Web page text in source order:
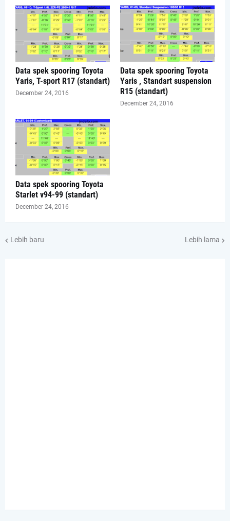
Data spek spooring Toyota
Yaris, T-sport R17 (standart)
December 24, 2016
Data spek spooring Toyota
Yaris , Standart suspension
R15 (standart)
December 24, 2016
Data spek spooring Toyota
Starlet v94-99 (standart)
December 24, 2016
Lebih baru Lebih lama